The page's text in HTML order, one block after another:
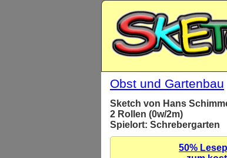
Obst und Gartenbau
Sketch von Hans
2 Rollen (0w/2m)
Spielort: Schrebergarten
50%